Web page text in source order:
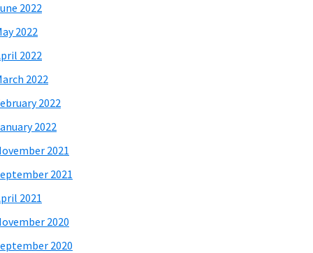
2022
2022
2022
2022
2022
2022
2021
2021
2021
2020
2020